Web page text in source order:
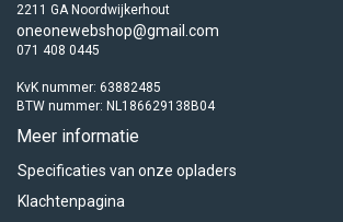
2211 GA Noordwijkerhout
oneonewebshop@gmail.com
071 408 0445
KvK nummer: 63882485
BTW nummer: NL186629138B04
Meer informatie
Specificaties van onze opladers
Klachtenpagina